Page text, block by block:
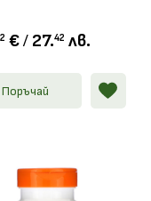
€ / 27.42 лв.
Поръчай